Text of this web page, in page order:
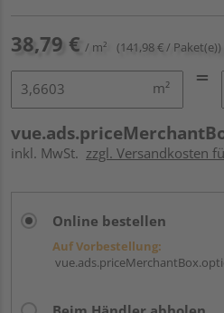
38,79 € / m² (141,98 € / Paket(e))
m²
inkl. MwSt. zzgl. Versandkosten
Online bestellen
Auf Vorbestellung: